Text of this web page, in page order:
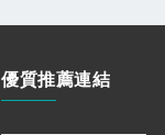
優質推薦連結